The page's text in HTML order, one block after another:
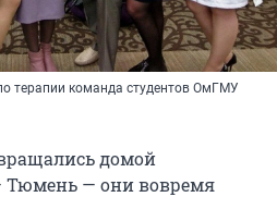
терапии команда студентов ОмГМУ
домой
Тюмень — они вовремя